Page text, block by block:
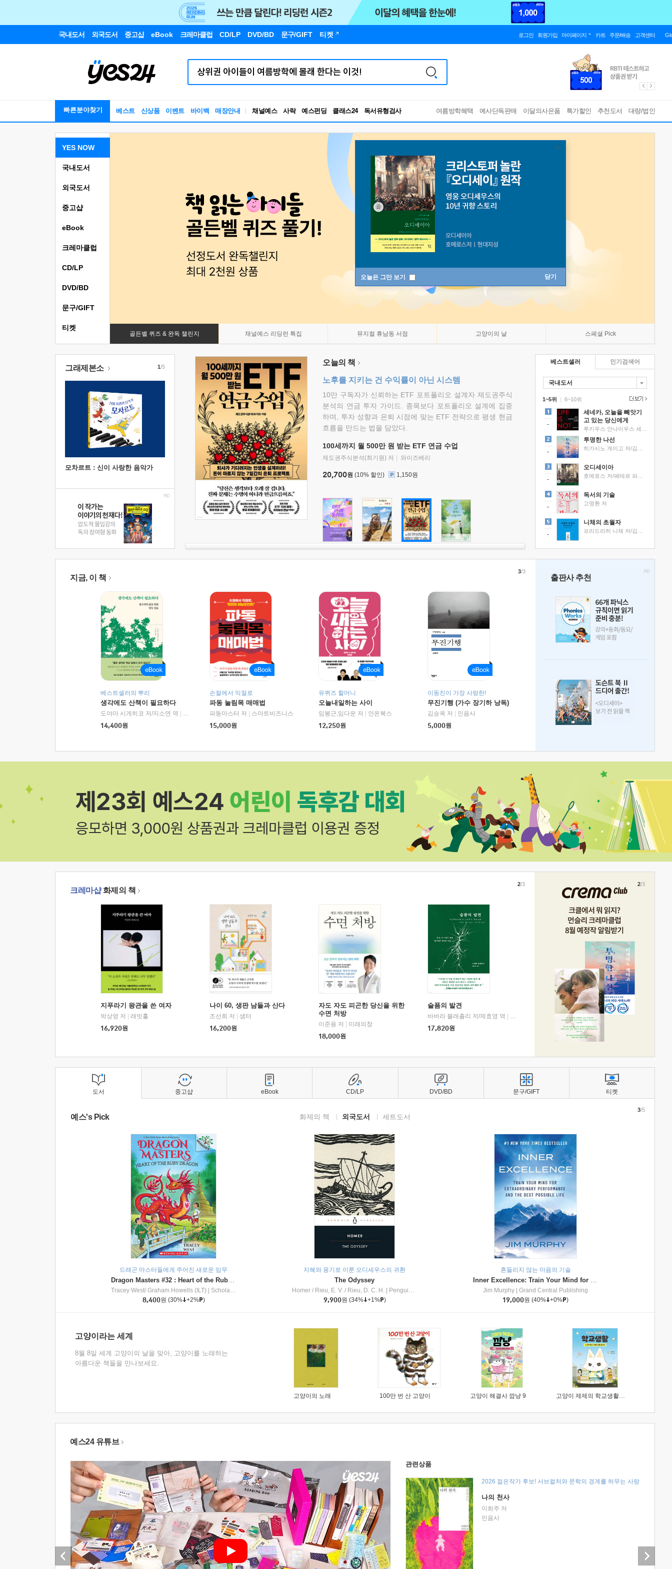
국내도서 외국도서 중고샵 eBook 크레마클럽 CD/LP DVD/BD 문구/GIFT 티켓 로그인 회원가입 마이페이지 카트 주문/배송 고객센터
빠른분야찾기 베스트 신상품 이벤트 바이백 매장안내 채널예스 사락 예스펀딩 클래스24
RBTI Lab
독서유형검사
여름방학혜택 예사단독판매 이달의사은품 특가할인 추천도서 대량/법인
오늘은 그만 보기 닫기
YES NOW
골든벨 퀴즈 & 완독 챌린지 채널예스 리딩런 특집 뮤지컬 휴남동 서점 고양이의 날 스페셜 Pick
국내도서
외국도서
중고샵
eBook
크레마클럽
CD/LP
DVD/BD
문구/GIFT
티켓
그래제본소
모차르트 : 신이 사랑한 음악가
1/5 오늘의 책
노후를 지키는 건 수익률이 아닌 시스템
10만 구독자가 신뢰하는 ETF 포트폴리오 설계자 제도권주식
분석의 연금 투자 가이드. 종목보다 포트폴리오 설계에 집중
하며, 투자 성향과 은퇴 시점에 맞는 ETF 전략으로 평생 현금
흐름을 만드는 법을 담았다.
100세까지 월 500만 원 받는 ETF 연금 수업
제도권주식분석(최기원) 저 와이즈베리
20,700원 (10% 할인) 1,150원
베스트셀러
국내도서
1~5위 |
세네카, 오늘을 빼앗기
고 있는 당신에게
투명한 나선
오디세이아
독서의 기술
고명환 저
니체의 초월자
6~10위
인기검색어
지금, 이 책
베스트셀러의 뿌리
생각에도 산책이 필요하다
도야마 시게히코 저/지소연 역
알에이치코리아(RHK)
14,400원
손절에서 익절로
파동 눌림목 매매법
파동마스터 저
스마트비즈니스
15,000원
유퀴즈 할머니
오늘내일하는 사이
임봉근,임다운 저
안온북스
12,250원
이동진이 가장 사랑한!
무진기행 (가수 장기하 낭독)
김승옥 저
민음사
5,000원
3/3
출판사 추천
크레마샵화제의 책
지푸라기 왕관을 쓴 여자
박상영 저
래빗홀
16,920원
나이 60, 생판 남들과 산다
조선희 저
샘터
16,200원
자도 자도 피곤한 당신을 위한
수면 처방
이준용 저
미래의창
18,000원
슬픔의 발견
바버라 블래츨리 저/제효영 역
디플롯
17,820원
2/3 2/3
도서
예스's Pick 화제의 책 외국도서 세트도서
드래곤 마스터들에게 주어진 새로운 임무
Dragon Masters #32 : Heart of the Ruby Dragon (A Branches Book)
Tracey West/ Graham Howells (ILT)
Scholastic Inc
8,400원 (30% +2% )
지혜와 용기로 이룬 오디세우스의 귀환
The Odyssey
Homer / Rieu, E. V. / Rieu, D. C. H.
Penguin Group
9,900원 (34% +1% )
흔들리지 않는 마음의 기술
Inner Excellence: Train Your Mind for Extraordinary Performance and the Best Possible Life
Jim Murphy
Grand Central Publishing
19,000원 (40% +0% )
3/5
고양이라는 세계
8월 8일 세계 고양이의 날을 맞아, 고양이를 노래하는
아름다운 책들을 만나보세요.
고양이의 노래 100만 번 산 고양이 고양이 해결사 깜냥 9 고양이 제제의 학교생활 1 : 초등학생이 이렇게 힘들 줄이야
중고샵 eBook CD/LP DVD/BD 문구/GIFT 티켓
예스24 유튜브
관련상품
2026 젊은작가 후보! 서브컬처와 문학의 경계를 허무는 사랑
나의 천사
이희주 저
민음사